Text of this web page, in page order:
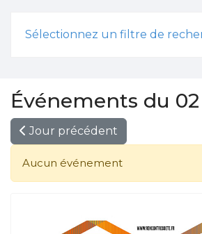
Sélectionnez un filtre de
Événements du
Jour précédent
Aucun événement